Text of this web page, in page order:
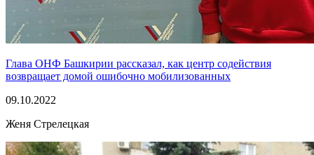
Глава ОНФ Башкирии рассказал, как центр содействия
возвращает домой ошибочно мобилизованных
09.10.2022
Женя Стрелецкая